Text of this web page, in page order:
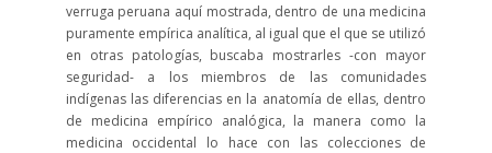
verruga peruana aquí mostrada, dentro de una medicina
puramente empírica analítica, al igual que el que se utilizó
en otras patologías, buscaba mostrarles -con mayor
seguridad- a los miembros de las comunidades
indígenas las diferencias en la anatomía de ellas, dentro
de medicina empírico analógica, la manera como la
medicina occidental lo hace con las colecciones de